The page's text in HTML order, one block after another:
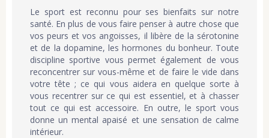
Le sport est reconnu pour ses bienfaits sur notre
santé. En plus de vous faire penser à autre chose que
vos peurs et vos angoisses, il libère de la sérotonine
et de la dopamine, les hormones du bonheur. Toute
discipline sportive vous permet également de vous
reconcentrer sur vous-même et de faire le vide dans
votre tête ; ce qui vous aidera en quelque sorte à
vous recentrer sur ce qui est essentiel, et à chasser
tout ce qui est accessoire. En outre, le sport vous
donne un mental apaisé et une sensation de calme
intérieur.